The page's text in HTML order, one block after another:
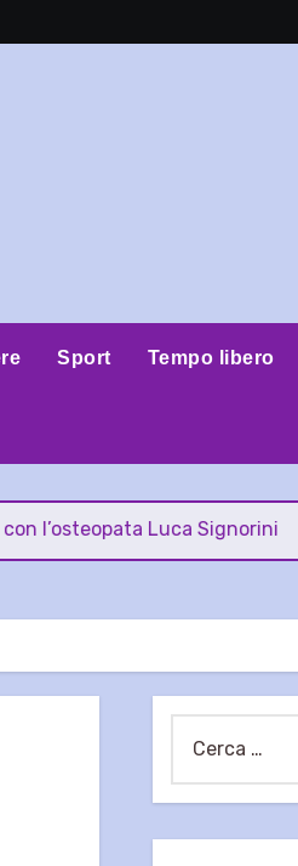
Sport Tempo libero
Luca Signorini
per: